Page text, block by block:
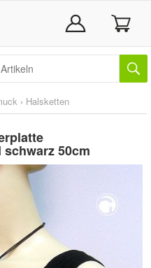
› Halsketten
50cm